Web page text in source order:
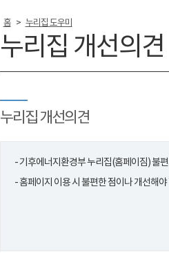
홈 > 누리집 도우미
누리집 개선의견
누리집 개선의견
- 기후에너지환경부 누리집(홈페이짐) 불
- 홈페이지 이용 시 불편한 점이나 개선해